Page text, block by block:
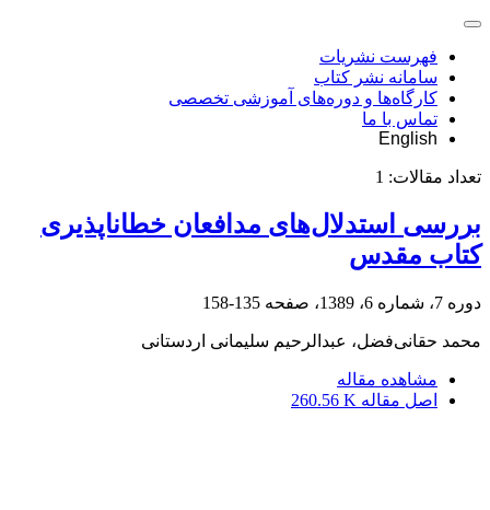
فهرست نشریات
سامانه نشر کتاب
کارگاه‌ها و دوره‌های آموزشی تخصصی
تماس با ما
English
تعداد مقالات: 1
بررسی استدلال‌های مدافعان خطاناپذیری
کتاب مقدس
دوره 7، شماره 6، 1389، صفحه 135-158
محمد حقانی‌فضل، عبدالرحیم سلیمانی اردستانی
مشاهده مقاله
اصل مقاله 260.56 K